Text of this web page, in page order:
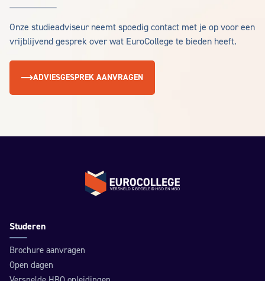
Onze studieadviseur neemt spoedig contact met je op voor een
vrijblijvend gesprek over wat EuroCollege te bieden heeft.
ADVIESGESPREK AANVRAGEN
Terug naar de homepage
Studeren
Brochure aanvragen
Open dagen